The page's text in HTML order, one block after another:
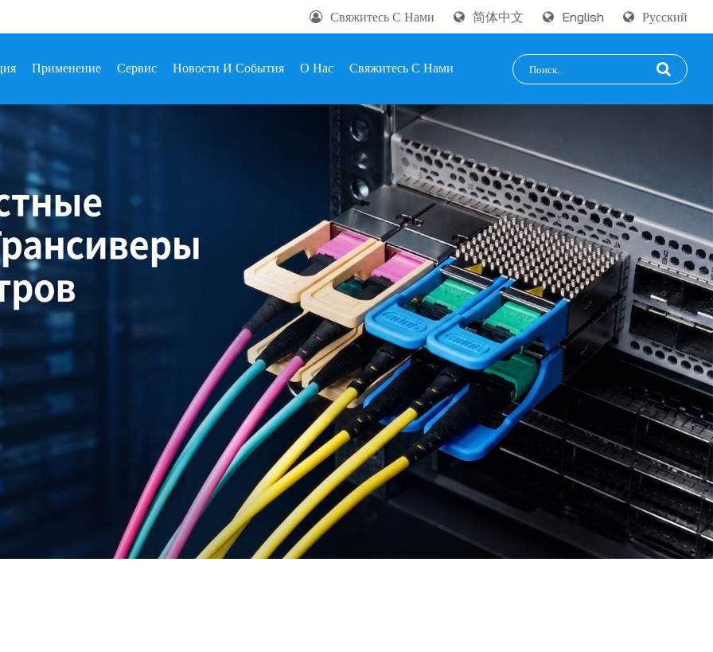
Свяжитесь С Нами 简体中文 English Русский
Применение Сервис Новости И События О Нас Свяжитесь С Нами